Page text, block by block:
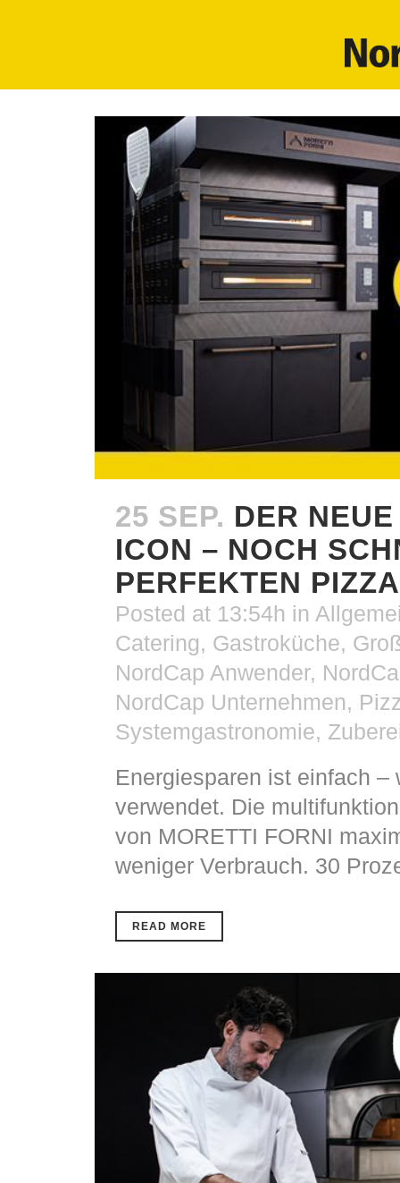
25 SEP. DER
ICON – NOCH
PERFEKTEN PIZZA
Posted at 13:54h in
Catering, Gastroküche,
NordCap Anwender,
NordCap Unternehmen,
Systemgastronomie,
Energiesparen ist einfach
verwendet. Die
von MORETTI FORNI
weniger Verbrauch. 30
READ MORE